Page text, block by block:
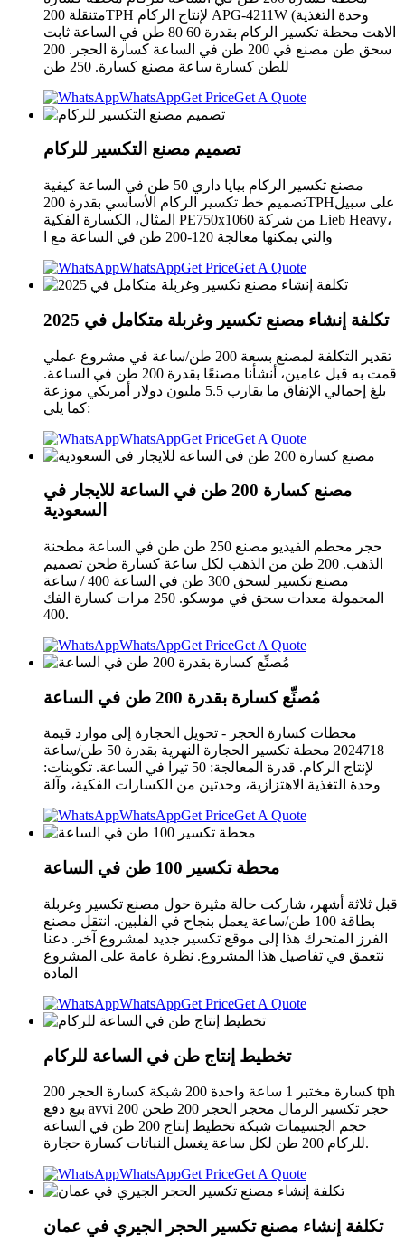
متنقلة 200TPH لإنتاج الركام APG-4211W (وحدة التغذية
الاهت محطة تكسير الركام بقدرة 60 80 طن في الساعة ثابت
سحق طن مصنع في 200 طن في الساعة كسارة الحجر. 200
للطن كسارة ساعة مصنع كسارة. 250 طن
WhatsAppGet PriceGet A Quote
تصميم مصنع التكسير للركام
مصنع تكسير الركام بيايا داري 50 طن في الساعة كيفية
تصميم خط تكسير الركام الأساسي بقدرة 200TPHعلى سبيل
المثال، الكسارة الفكية PE750x1060 من شركة Lieb Heavy،
والتي يمكنها معالجة 120-200 طن في الساعة مع ا
WhatsAppGet PriceGet A Quote
تكلفة إنشاء مصنع تكسير وغربلة متكامل في 2025
تقدير التكلفة لمصنع بسعة 200 طن/ساعة في مشروع عملي
قمت به قبل عامين، أنشأنا مصنعًا بقدرة 200 طن في الساعة.
بلغ إجمالي الإنفاق ما يقارب 5.5 مليون دولار أمريكي موزعة
كما يلي:
WhatsAppGet PriceGet A Quote
مصنع كسارة 200 طن في الساعة للايجار في
السعودية
حجر محطم الفيديو مصنع 250 طن طن في الساعة مطحنة
الذهب. 200 طن من الذهب لكل ساعة كسارة طحن تصميم
مصنع تكسير لسحق 300 طن في الساعة 400 / ساعة
المحمولة معدات سحق في موسكو. 250 مرات كسارة الفك
400.
WhatsAppGet PriceGet A Quote
مُصنِّع كسارة بقدرة 200 طن في الساعة
محطات كسارة الحجر - تحويل الحجارة إلى موارد قيمة
2024718 محطة تكسير الحجارة النهرية بقدرة 50 طن/ساعة
لإنتاج الركام. قدرة المعالجة: 50 تيرا في الساعة. تكوينات:
وحدة التغذية الاهتزازية، وحدتين من الكسارات الفكية، وآلة
WhatsAppGet PriceGet A Quote
محطة تكسير 100 طن في الساعة
قبل ثلاثة أشهر، شاركت حالة مثيرة حول مصنع تكسير وغربلة
بطاقة 100 طن/ساعة يعمل بنجاح في الفلبين. انتقل مصنع
الفرز المتحرك هذا إلى موقع تكسير جديد لمشروع آخر. دعنا
نتعمق في تفاصيل هذا المشروع. نظرة عامة على المشروع
المادة
WhatsAppGet PriceGet A Quote
تخطيط إنتاج طن في الساعة للركام
كسارة مختبر 1 ساعة واحدة 200 شبكة كسارة الحجر 200 tph
بيع دفع avvi 200 حجر تكسير الرمال محجر الحجر 200 طحن
حجم الجسيمات شبكة تخطيط إنتاج 200 طن في الساعة
للركام 200 طن لكل ساعة يغسل النباتات كسارة حجارة.
WhatsAppGet PriceGet A Quote
تكلفة إنشاء مصنع تكسير الحجر الجيري في عمان